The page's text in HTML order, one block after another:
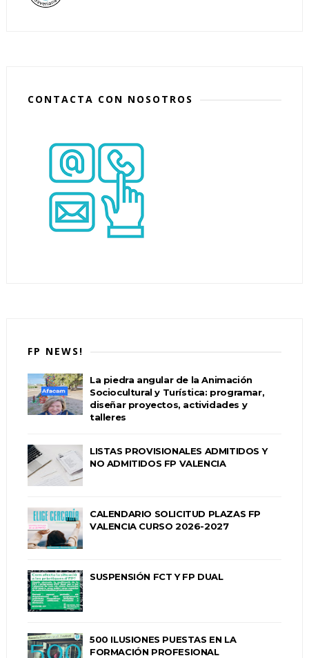
CONTACTA CON NOSOTROS
FP NEWS!
La piedra angular de la Animación
Sociocultural y Turística: programar,
diseñar proyectos, actividades y
talleres
LISTAS PROVISIONALES ADMITIDOS Y
NO ADMITIDOS FP VALENCIA
CALENDARIO SOLICITUD PLAZAS FP
VALENCIA CURSO 2026-2027
SUSPENSIÓN FCT Y FP DUAL
500 ILUSIONES PUESTAS EN LA
FORMACIÓN PROFESIONAL